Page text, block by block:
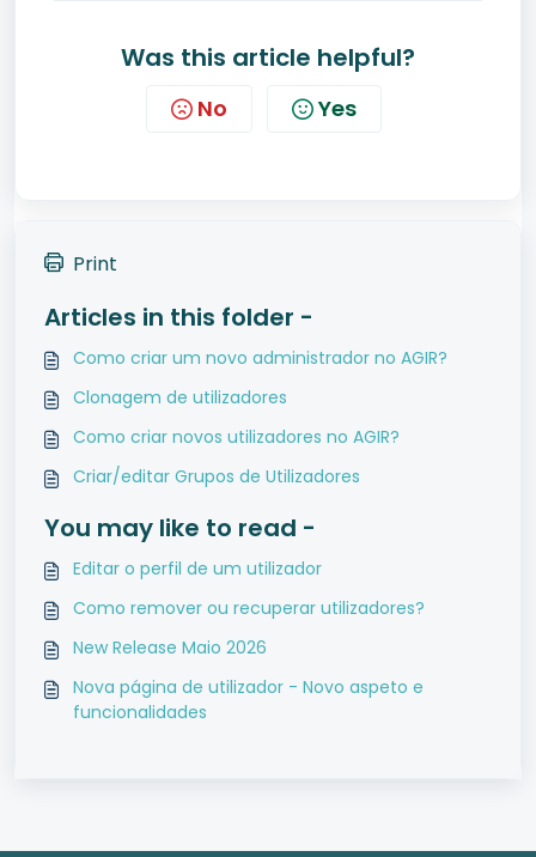
Was this article helpful?
No Yes
Print
Articles in this folder -
Como criar um novo administrador no AGIR?
Clonagem de utilizadores
Como criar novos utilizadores no AGIR?
Criar/editar Grupos de Utilizadores
You may like to read -
Editar o perfil de um utilizador
Como remover ou recuperar utilizadores?
New Release Maio 2026
Nova página de utilizador - Novo aspeto e
funcionalidades